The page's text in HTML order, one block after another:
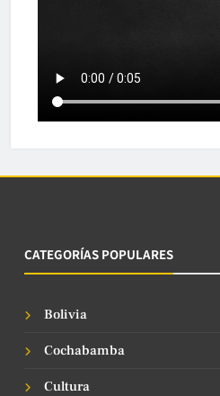
CATEGORÍAS POPULARES
Bolivia
Cochabamba
Cultura